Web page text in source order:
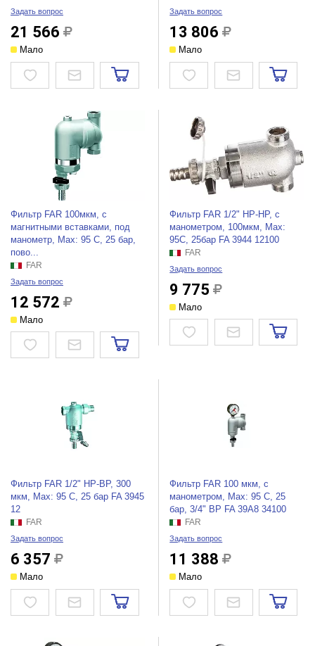
Задать вопрос
21 566
Мало
Задать вопрос
13 806
Мало
Фильтр FAR 100мкм, с
магнитными вставками, под
манометр, Max: 95 C, 25 бар,
пово...
FAR
Задать вопрос
12 572
Мало
Фильтр FAR 1/2" НР-НР, с
манометром, 100мкм, Max:
95C, 25бар FA 3944 12100
FAR
Задать вопрос
9 775
Мало
Фильтр FAR 1/2" НР-BР, 300
мкм, Max: 95 C, 25 бар FA 3945
12
FAR
Задать вопрос
6 357
Мало
Фильтр FAR 100 мкм, с
манометром, Max: 95 C, 25
бар, 3/4" ВР FA 39A8 34100
FAR
Задать вопрос
11 388
Мало